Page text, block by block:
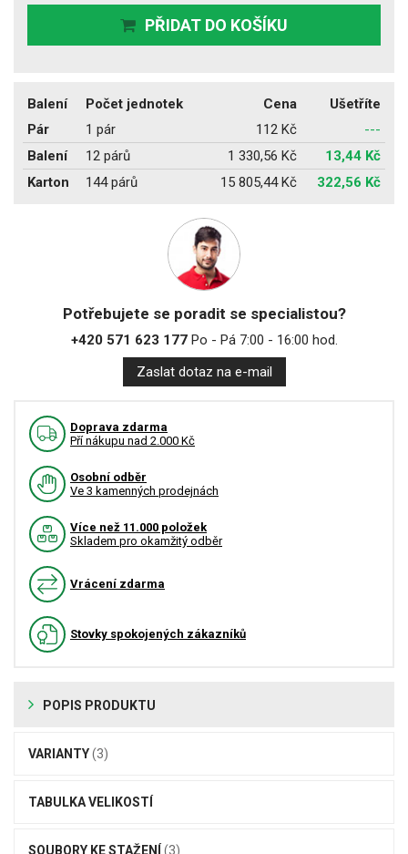
PŘIDAT DO KOŠÍKU
Balení Počet jednotek Cena
Ušetříte
Pár
1 pár 112 Kč
---
Balení
12 párů 1 330,56 Kč
13,44 Kč
Karton
144 párů 15 805,44 Kč 322,56 Kč
Potřebujete se poradit se specialistou?
+420 571 623 177Po - Pá 7:00 - 16:00 hod.
Zaslat dotaz na e-mail
Doprava zdarma
Pří nákupu nad 2.000 Kč
Osobní odběr
Ve 3 kamenných prodejnách
Více než 11.000 položek
Skladem pro okamžitý odběr
Vrácení zdarma
Stovky spokojených zákazníků
POPIS PRODUKTU
VARIANTY(3)
TABULKA VELIKOSTÍ
SOUBORY KE STAŽENÍ (3)